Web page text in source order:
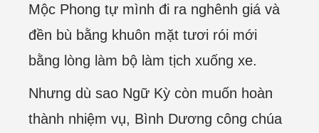
Mộc Phong tự mình đi ra nghênh giá và
đền bù bằng khuôn mặt tươi rói mới
bằng lòng làm bộ làm tịch xuống xe.
Nhưng dù sao Ngữ Kỳ còn muốn hoàn
thành nhiệm vụ, Bình Dương công chúa